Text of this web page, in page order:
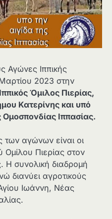
Αγώνες Ιππικής
2023 στην
Όμιλος Πιερίας,
Κατερίνης και υπό
Ομοσπονδίας Ιππασίας.
των αγώνων είναι οι
Ομίλου Πιερίας στον
Η συνολική διαδρομή
διανύει αγροτικούς
Ιωάννη, Νέας